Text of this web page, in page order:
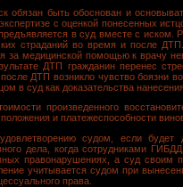
быть обоснован и
с оценкой понесенных
в суд вместе с иском.
страданий во время и после ДТП.
медицинской помощью к врачу
ДТП гражданин перенес
ДТП возникло чувство боязни
в суд как доказательства
произведенного
и платежеспособности
судом, если будет
дела, когда сотрудниками
правонарушениях, а суд своим
учитывается судом при
права.